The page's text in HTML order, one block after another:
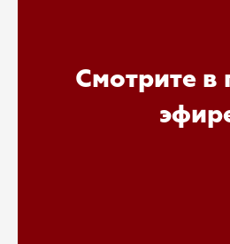
Смотрите в